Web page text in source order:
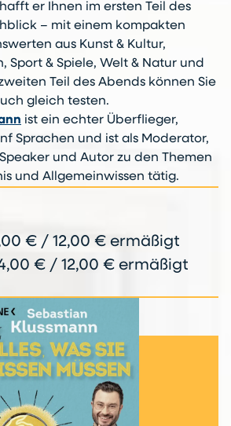
er Ihnen im ersten Teil des
– mit einem kompakten
aus Kunst & Kultur,
Sport & Spiele, Welt & Natur und
Teil des Abends können Sie
gleich testen.
ist ein echter Überflieger,
Sprachen und ist als Moderator,
und Autor zu den Themen
und Allgemeinwissen tätig.
€ / 12,00 € ermäßigt
€ / 12,00 € ermäßigt